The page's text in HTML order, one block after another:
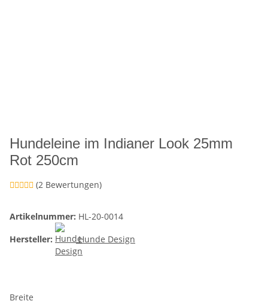
Hundeleine im Indianer Look 25mm
Rot 250cm
(2 Bewertungen)
Artikelnummer: HL-20-0014
Hersteller:
Hunde Design
Breite